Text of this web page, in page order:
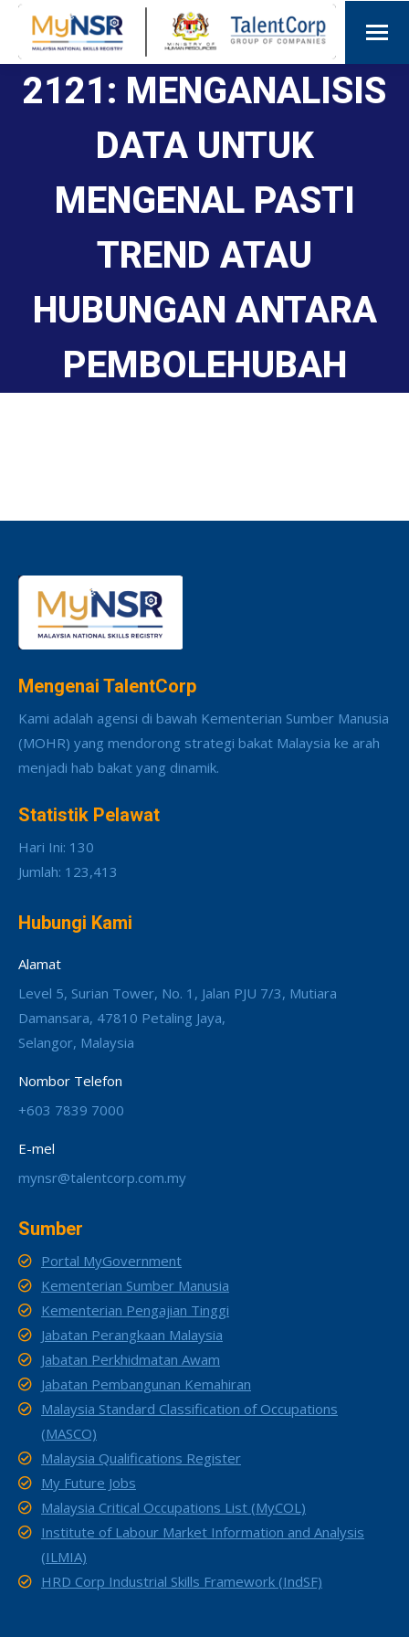
2121: MENGANALISIS
DATA UNTUK
MENGENAL PASTI
TREND ATAU
HUBUNGAN ANTARA
PEMBOLEHUBAH
Mengenai TalentCorp
Kami adalah agensi di bawah Kementerian Sumber Manusia
(MOHR) yang mendorong strategi bakat Malaysia ke arah
menjadi hab bakat yang dinamik.
Statistik Pelawat
Hari Ini: 130
Jumlah: 123,413
Hubungi Kami
Alamat
Level 5, Surian Tower, No. 1, Jalan PJU 7/3, Mutiara
Damansara, 47810 Petaling Jaya,
Selangor, Malaysia
Nombor Telefon
+603 7839 7000
E-mel
mynsr@talentcorp.com.my
Sumber
Portal MyGovernment
Kementerian Sumber Manusia
Kementerian Pengajian Tinggi
Jabatan Perangkaan Malaysia
Jabatan Perkhidmatan Awam
Jabatan Pembangunan Kemahiran
Malaysia Standard Classification of Occupations
(MASCO)
Malaysia Qualifications Register
My Future Jobs
Malaysia Critical Occupations List (MyCOL)
Institute of Labour Market Information and Analysis
(ILMIA)
HRD Corp Industrial Skills Framework (IndSF)